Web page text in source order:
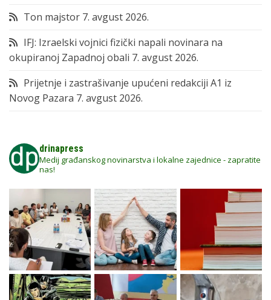
Ton majstor 7. avgust 2026.
IFJ: Izraelski vojnici fizički napali novinara na
okupiranoj Zapadnoj obali 7. avgust 2026.
Prijetnje i zastrašivanje upućeni redakciji A1 iz
Novog Pazara 7. avgust 2026.
drinapress
Medij građanskog novinarstva i lokalne zajednice - zapratite
nas!